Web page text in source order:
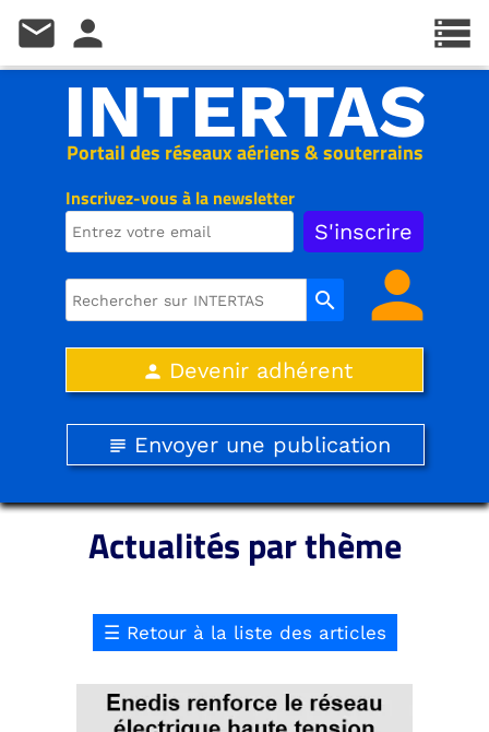
Inscrivez-vous à la newsletter
Portail des réseaux aériens & souterrains
INTERTAS
search person
person Devenir adhérent
subject Envoyer une publication
Actualités par thème
☰ Retour à la liste des articles
storage
mail person